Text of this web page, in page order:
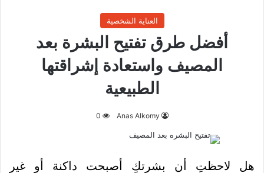
العناية الشخصية
أفضل طرق تفتيح البشرة بعد
المصيف واستعادة إشراقتها
الطبيعية
Anas Alkomy
0
هل لاحظتِ أن بشرتكِ أصبحت داكنة أو غير